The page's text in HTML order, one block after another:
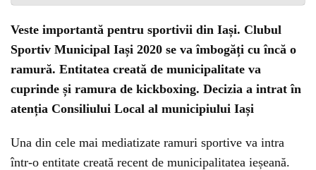
Veste importantă pentru sportivii din Iași. Clubul
Sportiv Municipal Iași 2020 se va îmbogăți cu încă o
ramură. Entitatea creată de municipalitate va
cuprinde și ramura de kickboxing. Decizia a intrat în
atenția Consiliului Local al municipiului Iași
Una din cele mai mediatizate ramuri sportive va intra
într-o entitate creată recent de municipalitatea ieșeană.